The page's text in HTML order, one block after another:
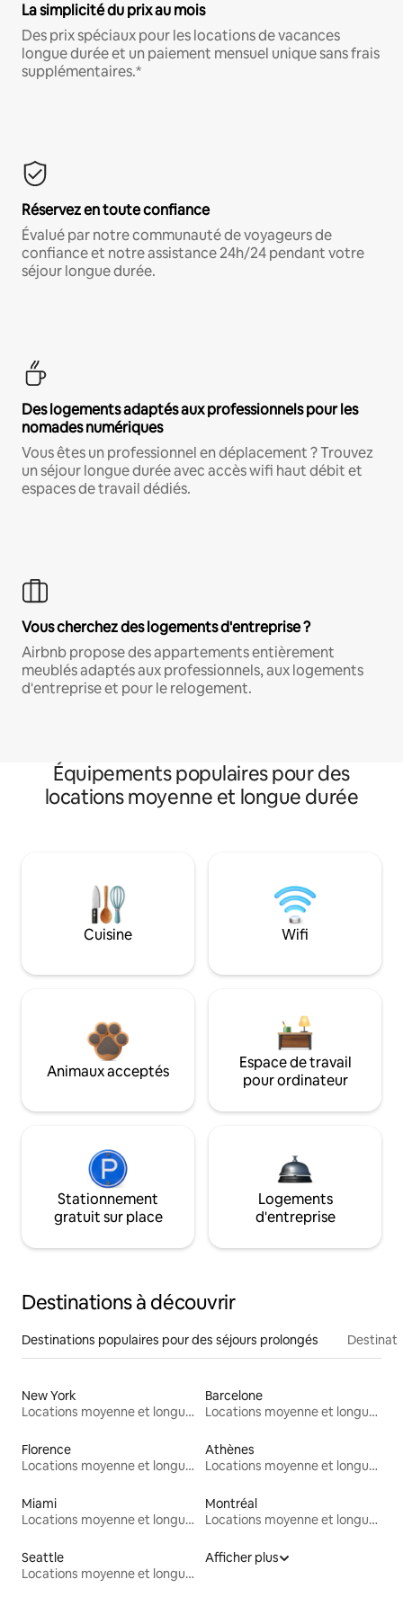
La simplicité du prix au mois
Des prix spéciaux pour les locations de vacances
longue durée et un paiement mensuel unique sans frais
supplémentaires.*
Réservez en toute confiance
Évalué par notre communauté de voyageurs de
confiance et notre assistance 24h/24 pendant votre
séjour longue durée.
Des logements adaptés aux professionnels pour les
nomades numériques
Vous êtes un professionnel en déplacement ? Trouvez
un séjour longue durée avec accès wifi haut débit et
espaces de travail dédiés.
Vous cherchez des logements d'entreprise ?
Airbnb propose des appartements entièrement
meublés adaptés aux professionnels, aux logements
d'entreprise et pour le relogement.
Équipements populaires pour des
locations moyenne et longue durée
Cuisine Wifi
Animaux acceptés
Espace de travail
pour ordinateur
Stationnement
gratuit sur place
Logements
d'entreprise
Destinations à découvrir
Destinations populaires pour des séjours prolongés
New York
Locations moyenne et longue durée
Barcelone
Locations moyenne et longue durée
Florence
Locations moyenne et longue durée
Athènes
Locations moyenne et longue durée
Miami
Locations moyenne et longue durée
Montréal
Locations moyenne et longue durée
Seattle
Locations moyenne et longue durée
Afficher plus